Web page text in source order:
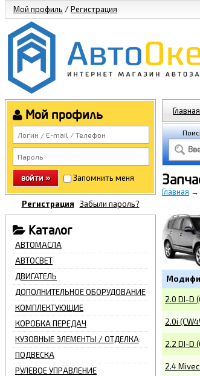
Мой профиль /Регистрация
Мой профиль
войти » Запомнить меня
Регистрация Забыли пароль?
Каталог
АВТОМАСЛА
АВТОСВЕТ
ДВИГАТЕЛЬ
ДОПОЛНИТЕЛЬНОЕ ОБОРУДОВАНИЕ
КОМПЛЕКТУЮЩИЕ
КОРОБКА ПЕРЕДАЧ
КУЗОВНЫЕ ЭЛЕМЕНТЫ / ОТДЕЛКА
ПОДВЕСКА
РУЛЕВОЕ УПРАВЛЕНИЕ
Главная
Главная →
2.0 DI-D
2.0i
2.2 DI-D
2.4